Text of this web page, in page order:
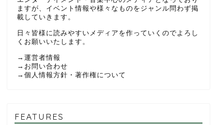
ますが、イベント情報や様々なものをジャンル問わず掲
載していきます。
日々皆様に読みやすいメディアを作っていくのでよろし
くお願いいたします。
→ 運営者情報
→ お問い合わせ
→ 個人情報方針・著作権について
FEATURES